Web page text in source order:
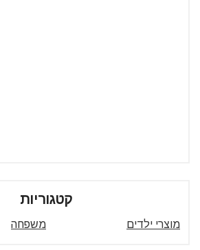
קטגוריות
מוצרי ילדים משפחה